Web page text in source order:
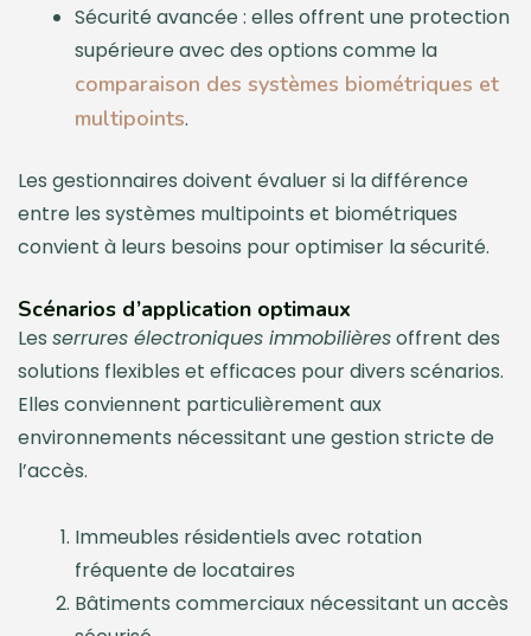
Sécurité avancée : elles offrent une protection
supérieure avec des options comme la
comparaison des systèmes biométriques et
multipoints.
Les gestionnaires doivent évaluer si la différence
entre les systèmes multipoints et biométriques
convient à leurs besoins pour optimiser la sécurité.
Scénarios d’application optimaux
Les serrures électroniques immobilièresoffrent des
solutions flexibles et efficaces pour divers scénarios.
Elles conviennent particulièrement aux
environnements nécessitant une gestion stricte de
l’accès.
Immeubles résidentiels avec rotation
fréquente de locataires
Bâtiments commerciaux nécessitant un accès